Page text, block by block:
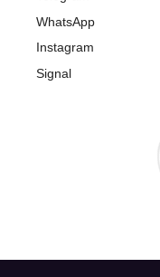
WhatsApp
Instagram
Signal